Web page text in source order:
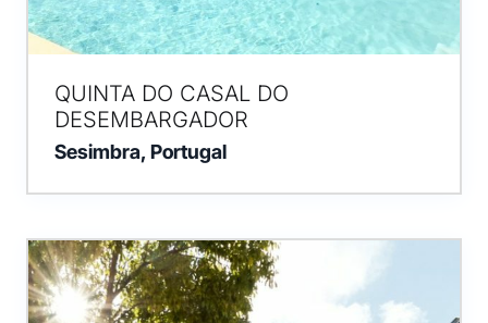
QUINTA DO CASAL DO
DESEMBARGADOR
Sesimbra, Portugal